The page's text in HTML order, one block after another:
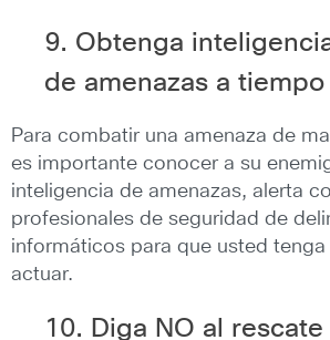
9. Obtenga
de amenazas a tiempo
Para combatir una amenaza de
es importante conocer a su
inteligencia de amenazas, alerta
profesionales de seguridad de
informáticos para que usted
actuar.
10. Diga NO al rescate